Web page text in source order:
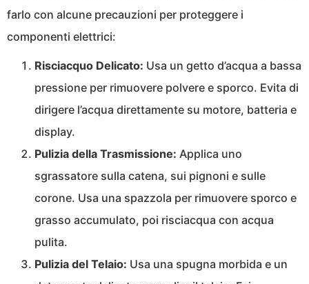
farlo con alcune precauzioni per proteggere i
componenti elettrici:
Risciacquo Delicato: Usa un getto d’acqua a bassa
pressione per rimuovere polvere e sporco. Evita di
dirigere l’acqua direttamente su motore, batteria e
display.
Pulizia della Trasmissione: Applica uno
sgrassatore sulla catena, sui pignoni e sulle
corone. Usa una spazzola per rimuovere sporco e
grasso accumulato, poi risciacqua con acqua
pulita.
Pulizia del Telaio: Usa una spugna morbida e un